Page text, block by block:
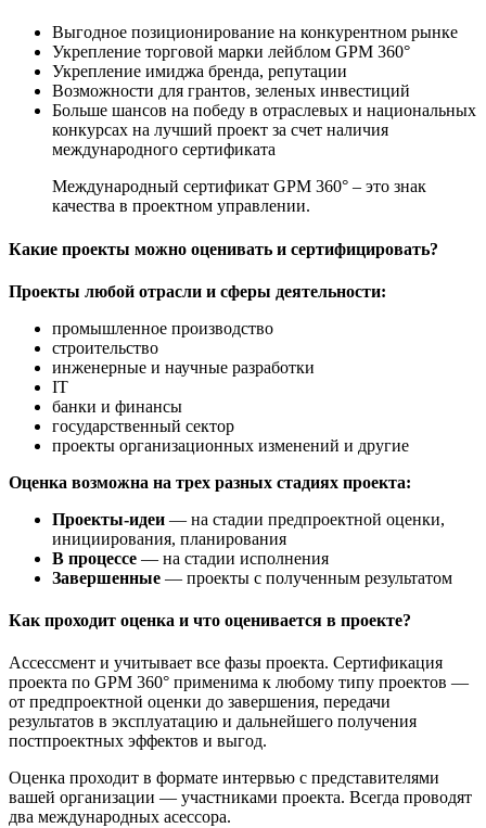
Выгодное позиционирование на конкурентном рынке
Укрепление торговой марки лейблом GPM 360°
Укрепление имиджа бренда, репутации
Возможности для грантов, зеленых инвестиций
Больше шансов на победу в отраслевых и национальных
конкурсах на лучший проект за счет наличия
международного сертификата
Международный сертификат GPM 360° – это знак
качества в проектном управлении.
Какие проекты можно оценивать и сертифицировать?
Проекты любой отрасли и сферы деятельности:
промышленное производство
строительство
инженерные и научные разработки
IT
банки и финансы
государственный сектор
проекты организационных изменений и другие
Оценка возможна на трех разных стадиях проекта:
Проекты-идеи — на стадии предпроектной оценки,
инициирования, планирования
В процессе — на стадии исполнения
Завершенные — проекты с полученным результатом
Как проходит оценка и что оценивается в проекте?
Ассессмент и учитывает все фазы проекта. Сертификация
проекта по GPM 360° применима к любому типу проектов —
от предпроектной оценки до завершения, передачи
результатов в эксплуатацию и дальнейшего получения
постпроектных эффектов и выгод.
Оценка проходит в формате интервью с представителями
вашей организации — участниками проекта. Всегда проводят
два международных асессора.